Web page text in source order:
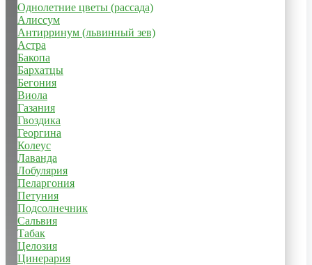
Однолетние цветы (рассада)
Алиссум
Антирринум (львинный зев)
Астра
Бакопа
Бархатцы
Бегония
Виола
Газания
Гвоздика
Георгина
Колеус
Лаванда
Лобулярия
Пеларгония
Петуния
Подсолнечник
Сальвия
Табак
Целозия
Цинерария